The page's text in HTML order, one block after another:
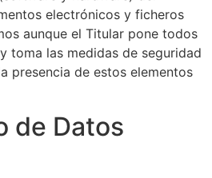
electrónicos y ficheros
aunque el Titular pone todos
toma las medidas de seguridad
presencia de estos elementos
de Datos